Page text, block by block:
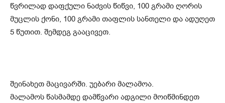
წვრილად დაფქული ნაძვის წიწვი, 100 გრამი ღორის
მუცლის ქონი, 100 გრამი თაფლის სანთელი და ადუღეთ
5 წუთით. შემდეგ გააცივეთ.
შეინახეთ მაცივარში. უებარი მალამოა.
მალამოს წასმამდე დამწვარი ადგილი მოიწმინდეთ